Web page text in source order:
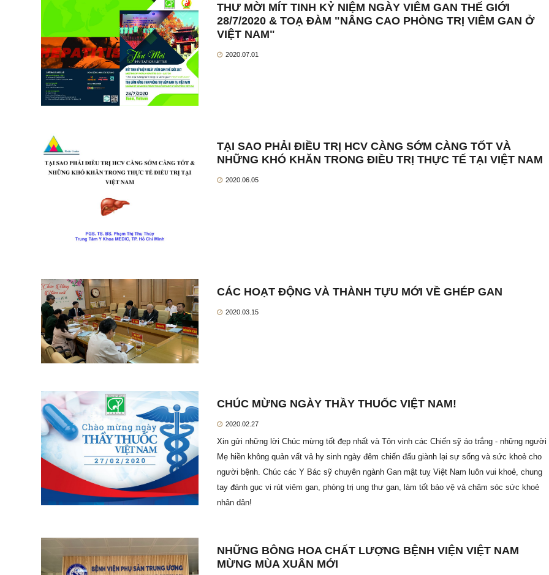
THƯ MỜI MÍT TINH KỶ NIỆM NGÀY VIÊM GAN THẾ GIỚI
28/7/2020 & TOẠ ĐÀM "NÂNG CAO PHÒNG TRỊ VIÊM GAN Ở
VIỆT NAM"
2020.07.01
TẠI SAO PHẢI ĐIỀU TRỊ HCV CÀNG SỚM CÀNG TỐT VÀ
NHỮNG KHÓ KHĂN TRONG ĐIỀU TRỊ THỰC TẾ TẠI VIỆT NAM
2020.06.05
CÁC HOẠT ĐỘNG VÀ THÀNH TỰU MỚI VỀ GHÉP GAN
2020.03.15
CHÚC MỪNG NGÀY THẦY THUỐC VIỆT NAM!
2020.02.27
Xin gửi những lời Chúc mừng tốt đẹp nhất và Tôn vinh các Chiến sỹ áo trắng - những người
Mẹ hiền không quản vất vả hy sinh ngày đêm chiến đấu giành lại sự sống và sức khoẻ cho
người bệnh. Chúc các Y Bác sỹ chuyên ngành Gan mật tuỵ Việt Nam luôn vui khoẻ, chung
tay đánh gục vi rút viêm gan, phòng trị ung thư gan, làm tốt bảo vệ và chăm sóc sức khoẻ
nhân dân!
NHỮNG BÔNG HOA CHẤT LƯỢNG BỆNH VIỆN VIỆT NAM
MỪNG MÙA XUÂN MỚI